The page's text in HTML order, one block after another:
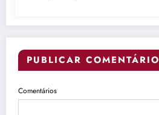
PUBLICAR COMENTÁRIO
Comentários